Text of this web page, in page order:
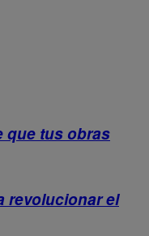
que tus obras
revolucionar el